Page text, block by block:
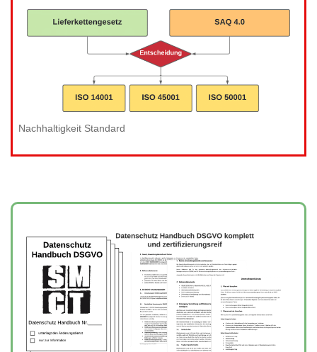
Nachhaltigkeit Standard